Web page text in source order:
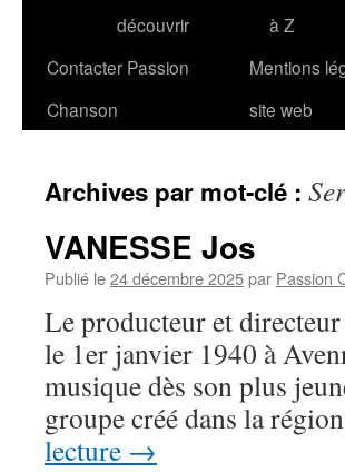
découvrir
à Z
Contacter Passion
Chanson
Mentions
site web
Archives par mot-clé :
VANESSE Jos
Publié le24 décembre 2025par Passion
Le producteur et
le 1er janvier 1940 à
musique dès son plus
groupe créé dans la
lecture →